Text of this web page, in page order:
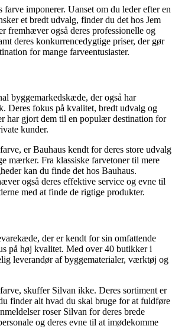
imponerer. Uanset om du leder efter en
et bredt udvalg, finder du det hos Jem
fremhæver også deres professionelle og
deres konkurrencedygtige priser, der gør
for mange farveentusiaster.
byggemarkedskæde, der også har
Deres fokus på kvalitet, bredt udvalg og
har gjort dem til en populær destination for
kunder.
er Bauhaus kendt for deres store udvalg
mærker. Fra klassiske farvetoner til mere
kan du finde det hos Bauhaus.
også deres effektive service og evne til
med at finde de rigtige produkter.
der er kendt for sin omfattende
på høj kvalitet. Med over 40 butikker i
leverandør af byggematerialer, værktøj og
skuffer Silvan ikke. Deres sortiment er
finder alt hvad du skal bruge for at fuldføre
roser Silvan for deres brede
og deres evne til at imødekomme